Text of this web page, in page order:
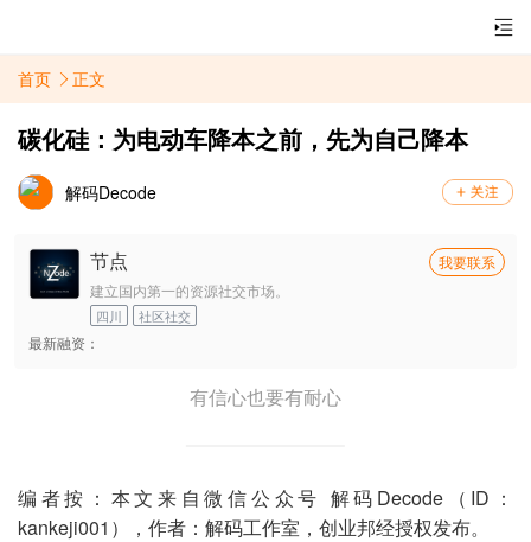
首页 正文
碳化硅：为电动车降本之前，先为自己降本
解码Decode
节点
我要联系
建立国内第一的资源社交市场。
四川 社区社交
最新融资：
有信心也要有耐心
编者按：本文来自微信公众号 解码Decode（ID：
kankeji001），作者：解码工作室，创业邦经授权发布。